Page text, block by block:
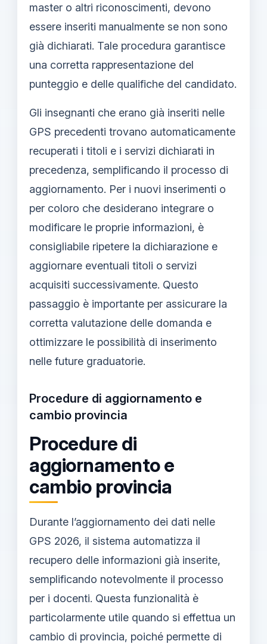
master o altri riconoscimenti, devono
essere inseriti manualmente se non sono
già dichiarati. Tale procedura garantisce
una corretta rappresentazione del
punteggio e delle qualifiche del candidato.
Gli insegnanti che erano già inseriti nelle
GPS precedenti trovano automaticamente
recuperati i titoli e i servizi dichiarati in
precedenza, semplificando il processo di
aggiornamento. Per i nuovi inserimenti o
per coloro che desiderano integrare o
modificare le proprie informazioni, è
consigliabile ripetere la dichiarazione e
aggiornare eventuali titoli o servizi
acquisiti successivamente. Questo
passaggio è importante per assicurare la
corretta valutazione delle domanda e
ottimizzare le possibilità di inserimento
nelle future graduatorie.
Procedure di aggiornamento e
cambio provincia
Procedure di
aggiornamento e
cambio provincia
Durante l’aggiornamento dei dati nelle
GPS 2026, il sistema automatizza il
recupero delle informazioni già inserite,
semplificando notevolmente il processo
per i docenti. Questa funzionalità è
particolarmente utile quando si effettua un
cambio di provincia, poiché permette di